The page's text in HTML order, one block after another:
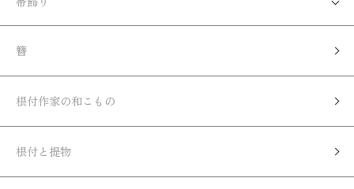
簪
根付作家の和こもの
根付と提物